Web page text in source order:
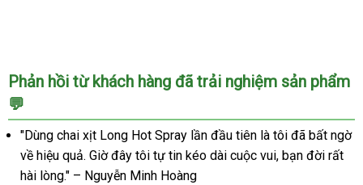
Phản hồi từ khách hàng đã trải nghiệm sản phẩm
💬
"Dùng chai xịt Long Hot Spray lần đầu tiên là tôi đã bất ngờ
về hiệu quả. Giờ đây tôi tự tin kéo dài cuộc vui, bạn đời rất
hài lòng." – Nguyễn Minh Hoàng